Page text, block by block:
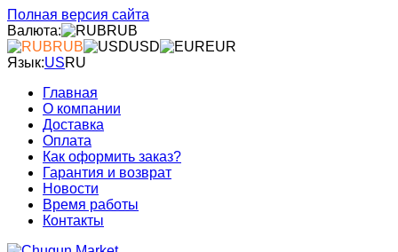
Полная версия сайта
Валюта:
RUB
RUB
USD
EUR
Язык:USRU
Главная
О компании
Доставка
Оплата
Как оформить заказ?
Гарантия и возврат
Новости
Время работы
Контакты